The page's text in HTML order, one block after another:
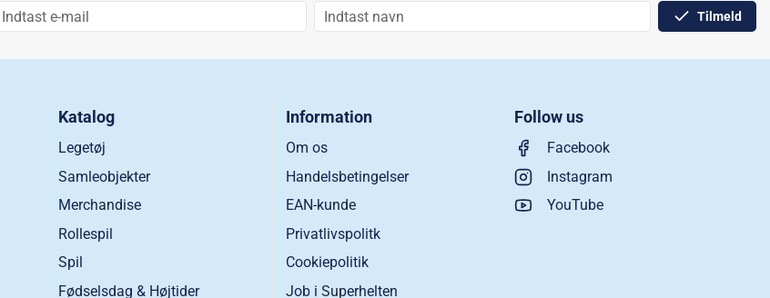
Tilmeld
Katalog
Legetøj
Samleobjekter
Merchandise
Rollespil
Spil
Fødselsdag & Højtider
Information
Om os
Handelsbetingelser
EAN-kunde
Privatlivspolitk
Cookiepolitik
Job i Superhelten
Follow us
Facebook
Instagram
YouTube